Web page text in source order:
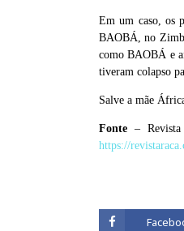
Em um caso, os
BAOBÁ, no
como BAOBÁ e
tiveram colapso
Salve a mãe
Fonte –
https://